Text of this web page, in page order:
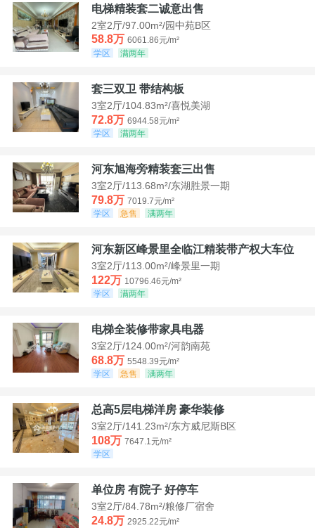
电梯精装套二诚意出售
2室2厅/97.00m²/园中苑B区
58.8万 6061.86元/m²
学区
满两年
套三双卫 带结构板
3室2厅/104.83m²/喜悦美湖
72.8万 6944.58元/m²
学区
满两年
河东旭海旁精装套三出售
3室2厅/113.68m²/东湖胜景一期
79.8万 7019.7元/m²
学区
急售 满两年
河东新区峰景里全临江精装带产权大车位
3室2厅/113.00m²/峰景里一期
122万 10796.46元/m²
学区
满两年
电梯全装修带家具电器
3室2厅/124.00m²/河韵南苑
68.8万 5548.39元/m²
学区
急售 满两年
总高5层电梯洋房 豪华装修
3室2厅/141.23m²/东方威尼斯B区
108万 7647.1元/m²
学区
单位房 有院子 好停车
3室2厅/84.78m²/粮修厂宿舍
24.8万 2925.22元/m²